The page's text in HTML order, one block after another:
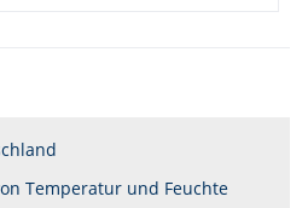
Temperatur und Feuchte